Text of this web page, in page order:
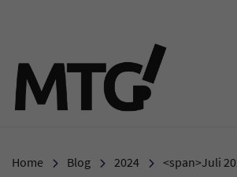
Home Blog 2024 <span>Juli